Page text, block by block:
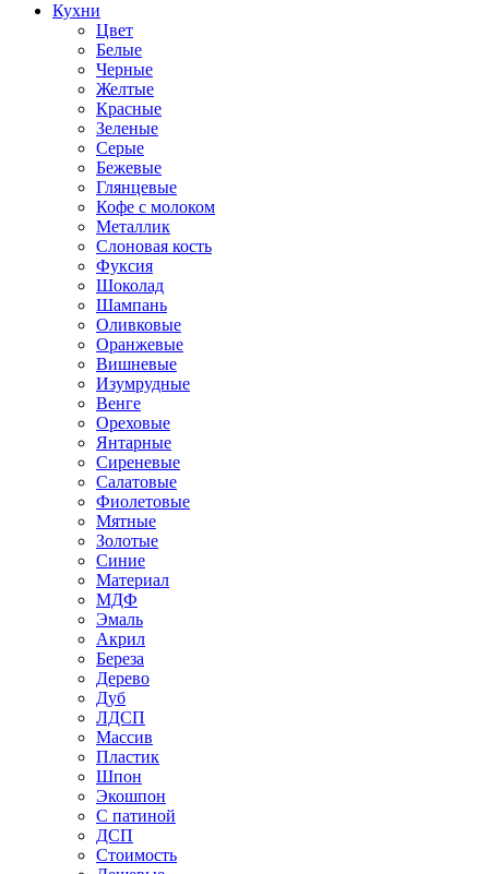
Кухни
Цвет
Белые
Черные
Желтые
Красные
Зеленые
Серые
Бежевые
Глянцевые
Кофе с молоком
Металлик
Слоновая кость
Фуксия
Шоколад
Шампань
Оливковые
Оранжевые
Вишневые
Изумрудные
Венге
Ореховые
Янтарные
Сиреневые
Салатовые
Фиолетовые
Мятные
Золотые
Синие
Материал
МДФ
Эмаль
Акрил
Береза
Дерево
Дуб
ЛДСП
Массив
Пластик
Шпон
Экошпон
С патиной
ДСП
Стоимость